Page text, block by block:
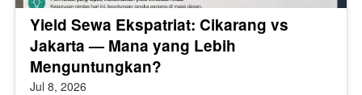
Yield Sewa Ekspatriat: Cikarang vs
Jakarta — Mana yang Lebih
Menguntungkan?
Jul 8, 2026